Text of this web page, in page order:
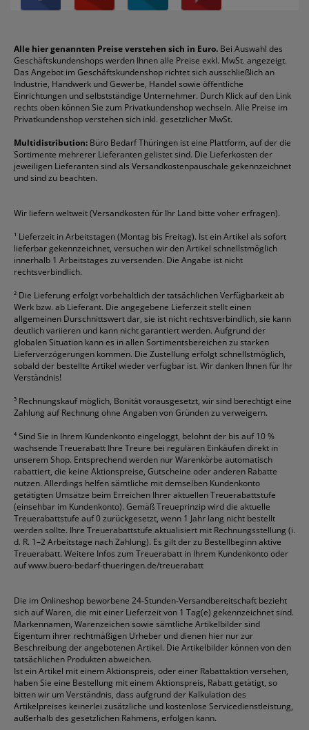
Über uns
Reklamation / Retouren
Vertrag widerrufen (Privatkunden)
Rabatte & Aktionen
Boardmarker
Briefumschläge
Druckerpatronen
Etiketten
Fineliner
Folienschreiber
Formulare
Gelschreiber
Geschäftsbücher
Klebeband
Klemmmappen
Kopierpapier
Korrekturmittel
Kugelschreiber
Mappen
Ordner
Packband
Permanentmarker
Sichthüllen
Taschenrechner
Textmarker
Tintenroller
Tintenpatronen
Toilettenpapier
Toner
Versandmaterial
Versandtaschen
Canon
Durable
DYMO
Edding
Esselte
Faber-Castell
Fellowes
Franken
Fripa
HP
Melitta
Pentel
Pelikan
Pilot
Pritt
Schneider
Stabilo
Staedtler
alle Marken anzeigen
Alle hier genannten Preise verstehen sich in Euro. Bei Auswahl des
Geschäftskundenshops werden Ihnen alle Preise exkl. MwSt. angezeigt.
Das Angebot im Geschäftskundenshop richtet sich ausschließlich an
Industrie, Handwerk und Gewerbe, Handel sowie öffentliche
Einrichtungen und selbstständige Unternehmer. Durch Klick auf den Link
rechts oben können Sie zum Privatkundenshop wechseln. Alle Preise im
Privatkundenshop verstehen sich inkl. gesetzlicher MwSt.
Multidistribution: Büro Bedarf Thüringen ist eine Plattform, auf der die
Sortimente mehrerer Lieferanten gelistet sind. Die Lieferkosten der
jeweiligen Lieferanten sind als Versandkostenpauschale gekennzeichnet
und sind zu beachten.
Wir liefern weltweit (Versandkosten für Ihr Land bitte voher erfragen).
¹ Lieferzeit in Arbeitstagen (Montag bis Freitag). Ist ein Artikel als sofort
lieferbar gekennzeichnet, versuchen wir den Artikel schnellstmöglich
innerhalb 1 Arbeitstages zu versenden. Die Angabe ist nicht
rechtsverbindlich.
² Die Lieferung erfolgt vorbehaltlich der tatsächlichen Verfügbarkeit ab
Werk bzw. ab Lieferant. Die angegebene Lieferzeit stellt einen
allgemeinen Durschnittswert dar, sie ist nicht rechtsverbindlich, sie kann
deutlich variieren und kann nicht garantiert werden. Aufgrund der
globalen Situation kann es in allen Sortimentsbereichen zu starken
Lieferverzögerungen kommen. Die Zustellung erfolgt schnellstmöglich,
sobald der bestellte Artikel wieder verfügbar ist. Wir danken Ihnen für Ihr
Verständnis!
³ Rechnungskauf möglich, Bonität vorausgesetzt, wir sind berechtigt eine
Zahlung auf Rechnung ohne Angaben von Gründen zu verweigern.
⁴Sind Sie in Ihrem Kundenkonto eingeloggt, belohnt der bis auf 10 %
wachsende Treuerabatt Ihre Treure bei regulären Einkäufen direkt in
unserem Shop. Entsprechend werden nur Warenkörbe automatisch
rabattiert, die keine Aktionspreise, Gutscheine oder anderen Rabatte
nutzen. Allerdings helfen sämtliche mit demselben Kundenkonto
getätigten Umsätze beim Erreichen Ihrer aktuellen Treuerabattstufe
(einsehbar im Kundenkonto). Gemäß Treueprinzip wird die aktuelle
Treuerabattstufe auf 0 zurückgesetzt, wenn 1 Jahr lang nicht bestellt
werden sollte. Ihre Treuerabattstufe aktualisiert mit Rechnungsstellung (i.
d. R. 1–2 Arbeitstage nach Zahlung). Es gilt der zu Bestellbeginn aktive
Treuerabatt. Weitere Infos zum Treuerabatt in Ihrem Kundenkonto oder
aufwww.buero-bedarf-thueringen.de/treuerabatt
Die im Onlineshop beworbene 24-Stunden-Versandbereitschaft bezieht
sich auf Waren, die mit einer Lieferzeit von 1 Tag(e) gekennzeichnet sind.
Markennamen, Warenzeichen sowie sämtliche Artikelbilder sind
Eigentum ihrer rechtmäßigen Urheber und dienen hier nur zur
Beschreibung der angebotenen Artikel. Die Artikelbilder können von den
tatsächlichen Produkten abweichen.
Ist ein Artikel mit einem Aktionspreis, oder einer Rabattaktion versehen,
haben Sie eine Bestellung mit einem Aktionspreis, Rabatt getätigt, so
bitten wir um Verständnis, dass aufgrund der Kalkulation des
Artikelpreises keinerlei zusätzliche und kostenlose Servicedienstleistung,
außerhalb des gesetzlichen Rahmens, erfolgen kann.